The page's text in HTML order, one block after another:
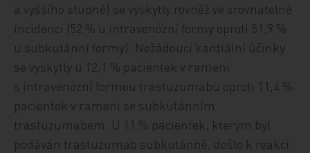
a vyššího stupně) se vyskytly rovněž ve srovnatelné
incidenci (52 % u intravenózní formy oproti 51,9 %
u subkutánní formy). Nežádoucí kardiální účinky
se vyskytly u 12,1 % pacientek v rameni
s intravenózní formou trastuzumabu oproti 11,4 %
pacientek v rameni se subkutánním
trastuzumabem. U 11 % pacientek, kterým byl
podáván trastuzumab subkutánně, došlo k reakci